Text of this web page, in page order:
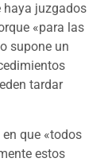
haya juzgados
«para las
supone un
tardar
en que «todos
estos